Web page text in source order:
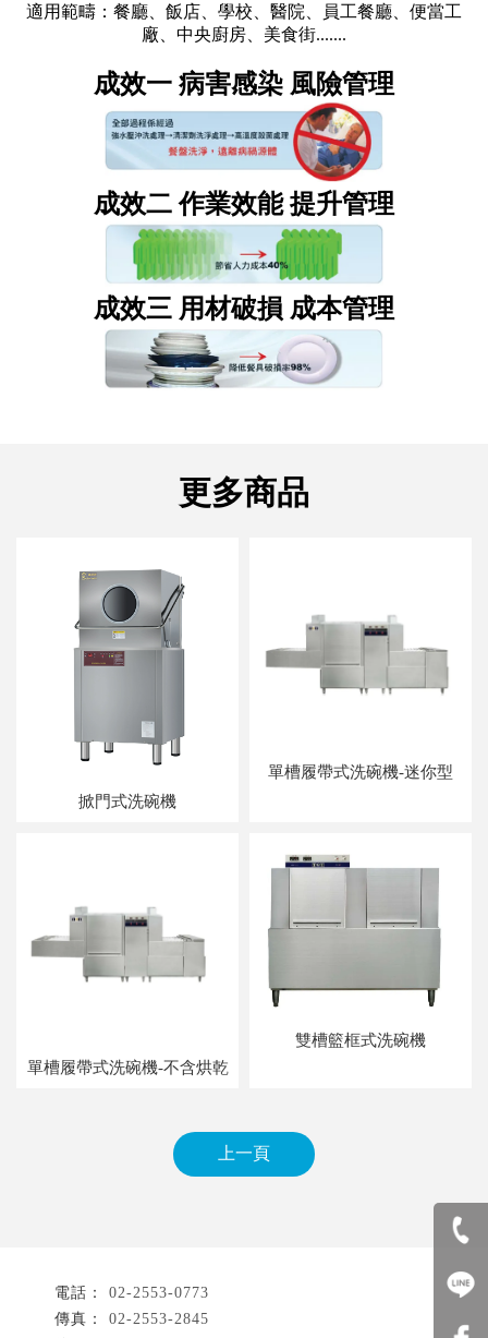
適用範疇：餐廳、飯店、學校、醫院、員工餐廳、便當工
廠、中央廚房、美食街.......
成效一 病害感染 風險管理
成效二 作業效能 提升管理
成效三 用材破損 成本管理
掀門式洗碗機
單槽履帶式洗碗機-迷你型
單槽履帶式洗碗機-不含烘乾
雙槽籃框式洗碗機
上一頁
02-2553-0773
02-2553-2845